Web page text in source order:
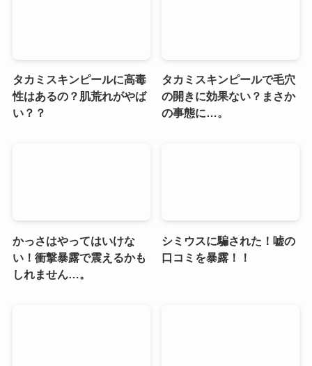
タカミスキンピールに高毒
性はあるの？肌荒れがやば
い？？
タカミスキンピールで毛穴
の開きに効果ない？まさか
の事態に…。
かっさはやってはいけな
い！衝撃暴露で震えるかも
しれません…。
シミウスに騙された！嘘の
口コミを暴露！！